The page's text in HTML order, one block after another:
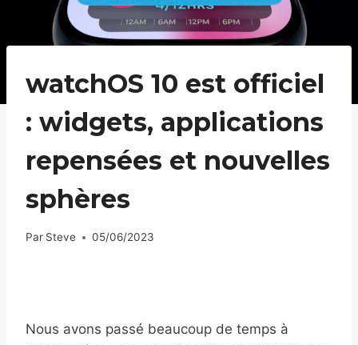
watchOS 10 est officiel
: widgets, applications
repensées et nouvelles
sphères
Par Steve 05/06/2023
Nous avons passé beaucoup de temps à